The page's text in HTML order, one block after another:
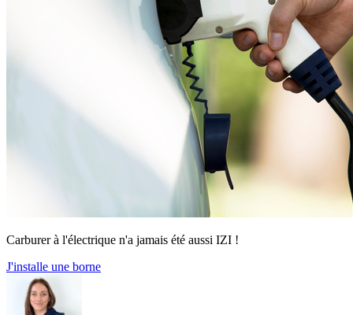
Carburer à l'électrique n'a jamais été aussi IZI !
J'installe une borne